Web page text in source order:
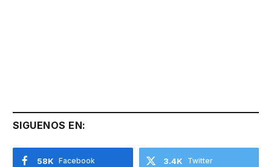
SIGUENOS EN:
Facebook
58K Twitter
3.4K